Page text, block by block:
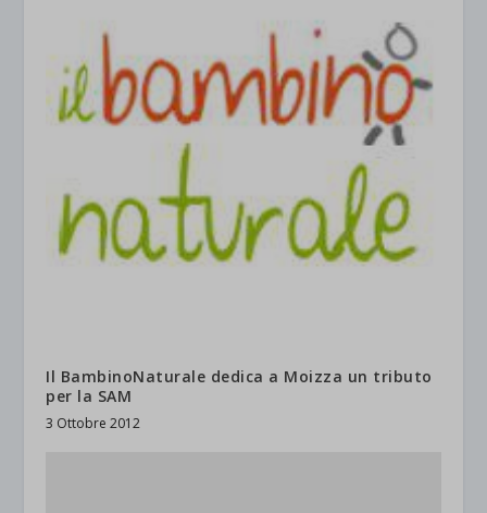
Il BambinoNaturale dedica a Moizza un tributo
per la SAM
3 Ottobre 2012